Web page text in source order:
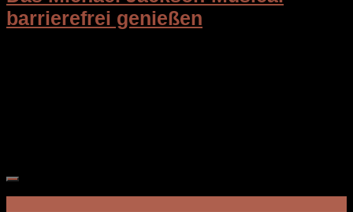
barrierefrei genießen